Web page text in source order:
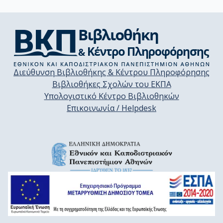
Διεύθυνση Βιβλιοθήκης & Κέντρου Πληροφόρησης
Βιβλιοθήκες Σχολών του ΕΚΠΑ
Υπολογιστικό Κέντρο Βιβλιοθηκών
Επικοινωνία / Helpdesk